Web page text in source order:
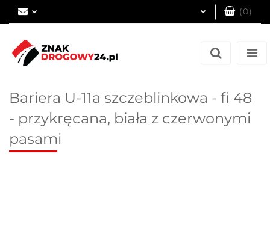
(0)
Bariera U-11a szczeblinkowa - fi 48
- przykręcana, biała z czerwonymi
pasami